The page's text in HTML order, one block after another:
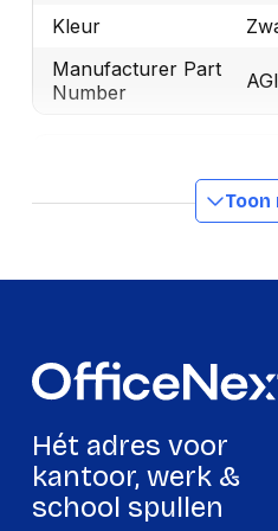
Kleur
Manufacturer Part
Number
Dikte
Prestatie
Polssteun
Game-muismat
Ja
Oppervlakte kleur
Verpakking
Toon
Hét adres voor
kantoor, werk &
school spullen